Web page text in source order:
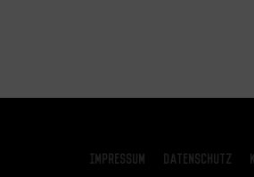
Impressum Datenschutz